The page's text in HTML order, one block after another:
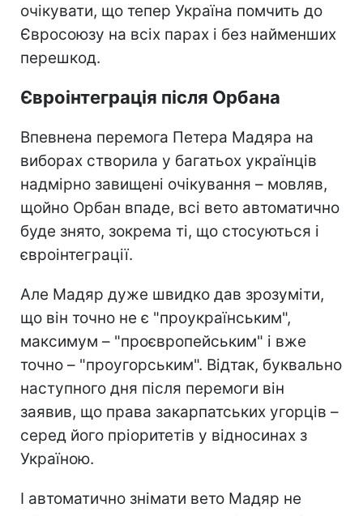
очікувати, що тепер Україна помчить до
Євросоюзу на всіх парах і без найменших
перешкод.
Євроінтеграція після Орбана
Впевнена перемога Петера Мадяра на
виборах створила у багатьох українців
надмірно завищені очікування – мовляв,
щойно Орбан впаде, всі вето автоматично
буде знято, зокрема ті, що стосуються і
євроінтеграції.
Але Мадяр дуже швидко дав зрозуміти,
що він точно не є "проукраїнським",
максимум – "проєвропейським" і вже
точно – "проугорським". Відтак, буквально
наступного дня після перемоги він
заявив, що права закарпатських угорців –
серед його пріоритетів у відносинах з
Україною.
І автоматично знімати вето Мадяр не